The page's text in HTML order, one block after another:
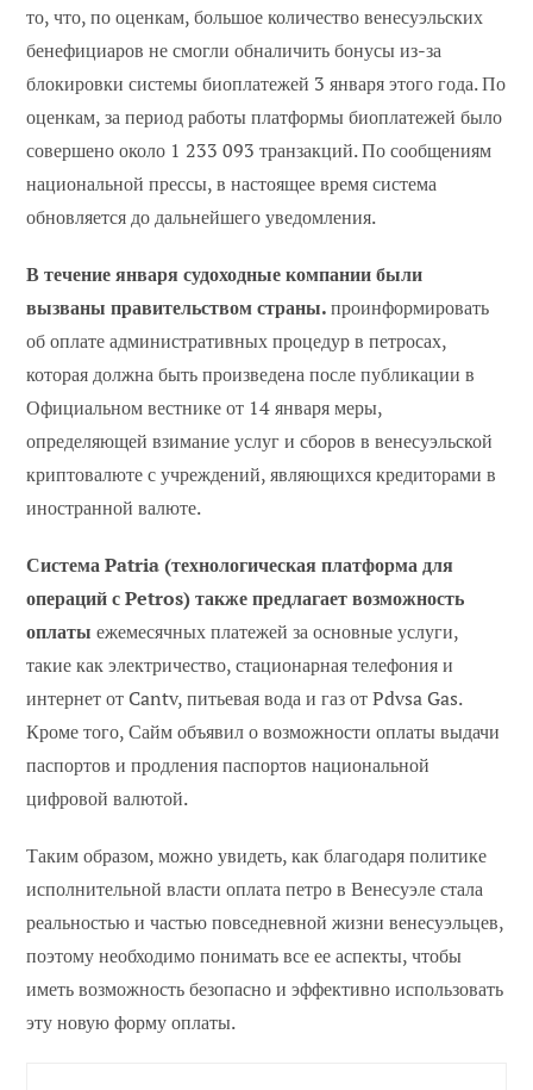
то, что, по оценкам, большое количество венесуэльских
бенефициаров не смогли обналичить бонусы из-за
блокировки системы биоплатежей 3 января этого года. По
оценкам, за период работы платформы биоплатежей было
совершено около 1 233 093 транзакций. По сообщениям
национальной прессы, в настоящее время система
обновляется до дальнейшего уведомления.
В течение января судоходные компании были
вызваны правительством страны.проинформировать
об оплате административных процедур в петросах,
которая должна быть произведена после публикации в
Официальном вестнике от 14 января меры,
определяющей взимание услуг и сборов в венесуэльской
криптовалюте с учреждений, являющихся кредиторами в
иностранной валюте.
Система Patria (технологическая платформа для
операций с Petros) также предлагает возможность
оплаты ежемесячных платежей за основные услуги,
такие как электричество, стационарная телефония и
интернет от Cantv, питьевая вода и газ от Pdvsa Gas.
Кроме того, Сайм объявил о возможности оплаты выдачи
паспортов и продления паспортов национальной
цифровой валютой.
Таким образом, можно увидеть, как благодаря политике
исполнительной власти оплата петро в Венесуэле стала
реальностью и частью повседневной жизни венесуэльцев,
поэтому необходимо понимать все ее аспекты, чтобы
иметь возможность безопасно и эффективно использовать
эту новую форму оплаты.